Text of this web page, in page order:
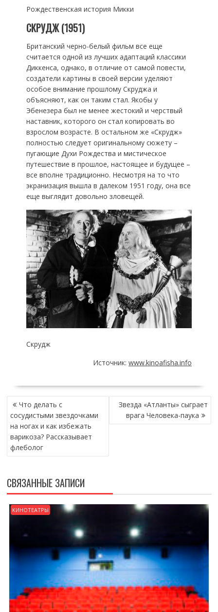
Рождественская история Микки
СКРУДЖ (1951)
Британский черно-белый фильм все еще
считается одной из лучших адаптаций классики
Диккенса, однако, в отличие от самой повести,
создатели картины в своей версии уделяют
особое внимание прошлому Скруджа и
объясняют, как он таким стал. Якобы у
Эбенезера был не менее жестокий и черствый
наставник, которого он стал копировать во
взрослом возрасте. В остальном же «Скрудж»
полностью следует оригинальному сюжету –
пугающие Духи Рождества и мистическое
путешествие в прошлое, настоящее и будущее –
все вполне традиционно. Несмотря на то что
экранизация вышла в далеком 1951 году, она все
еще выглядит довольно зловещей.
Скрудж
Источник:www.kinoafisha.info
НАВИГАЦИЯ
ПО
ЗАПИСЯМ
Что делать с
сосудистыми звездочками
на ногах и как избежать
варикоза? Рассказывает
флеболог
Звезда «Атланты» сыграет
врага Человека-паука
СВЯЗАННЫЕ ЗАПИСИ
КИНОТЕАТРЫ